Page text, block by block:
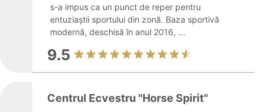
s-a impus ca un punct de reper pentru
entuziaștii sportului din zonă. Baza sportivă
modernă, deschisă în anul 2016, ...
9.5
Centrul Ecvestru "Horse Spirit"